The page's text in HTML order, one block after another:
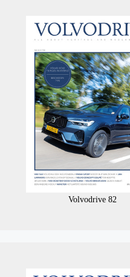
Volvodrive 82